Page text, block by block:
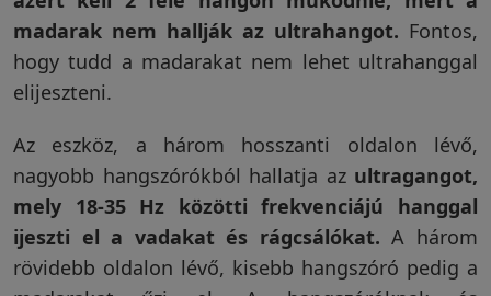
madarak nem hallják az ultrahangot. Fontos,
hogy tudd a madarakat nem lehet ultrahanggal
elijeszteni.
Az eszköz, a három hosszanti oldalon lévő,
nagyobb hangszórókból hallatja az ultragangot,
mely 18-35 Hz közötti frekvenciájú hanggal
ijeszti el a vadakat és rágcsálókat. A három
rövidebb oldalon lévő, kisebb hangszóró pedig a